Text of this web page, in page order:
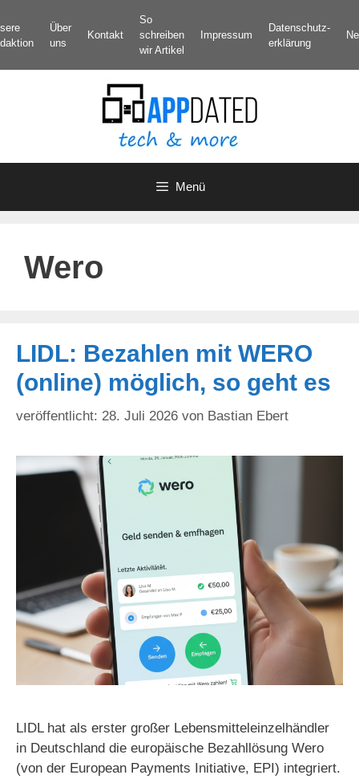
Inhalt
springen
Über
uns
Kontakt
So
schreiben
wir Artikel
Impressum
Datenschutz­
erklärung
Menü
Wero
LIDL: Bezahlen mit WERO
(online) möglich, so geht es
28. Juli 2026 von Bastian Ebert
LIDL hat als erster großer Lebensmitteleinzelhändler
in Deutschland die europäische Bezahllösung Wero
(von der European Payments Initiative, EPI) integriert.